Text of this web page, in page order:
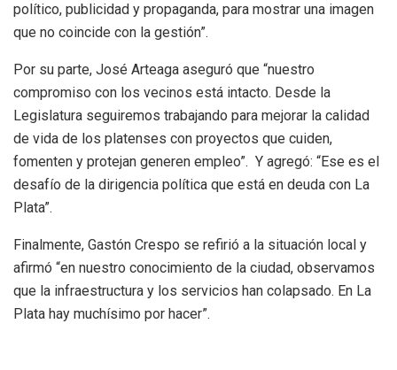
político, publicidad y propaganda, para mostrar una imagen
que no coincide con la gestión”.
Por su parte, José Arteaga aseguró que “nuestro
compromiso con los vecinos está intacto. Desde la
Legislatura seguiremos trabajando para mejorar la calidad
de vida de los platenses con proyectos que cuiden,
fomenten y protejan generen empleo”. Y agregó: “Ese es el
desafío de la dirigencia política que está en deuda con La
Plata”.
Finalmente, Gastón Crespo se refirió a la situación local y
afirmó “en nuestro conocimiento de la ciudad, observamos
que la infraestructura y los servicios han colapsado. En La
Plata hay muchísimo por hacer”.